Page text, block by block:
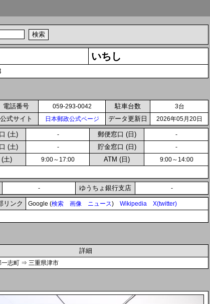
いちし
電話番号 059-293-0042 駐車台数 3台
公式サイト 日本郵政公式ページ データ更新日 2026年05月20日
(土) - 郵便窓口 (日) -
(土) - 貯金窓口 (日) -
土) 9:00～17:00 ATM (日) 9:00～14:00
- ゆうちょ銀行支店 -
リンク Google (検索 画像 ニュース) Wikipedia X(twitter)
詳細
一志町 ⇒ 三重県津市